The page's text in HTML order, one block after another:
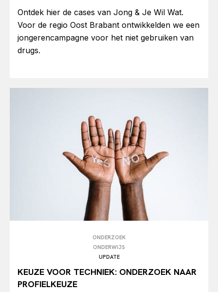
Ontdek hier de cases van Jong & Je Wil Wat.
Voor de regio Oost Brabant ontwikkelden we een
jongerencampagne voor het niet gebruiken van
drugs.
ONDERZOEK
ONDERWIJS
UPDATE
KEUZE VOOR TECHNIEK: ONDERZOEK NAAR
PROFIELKEUZE